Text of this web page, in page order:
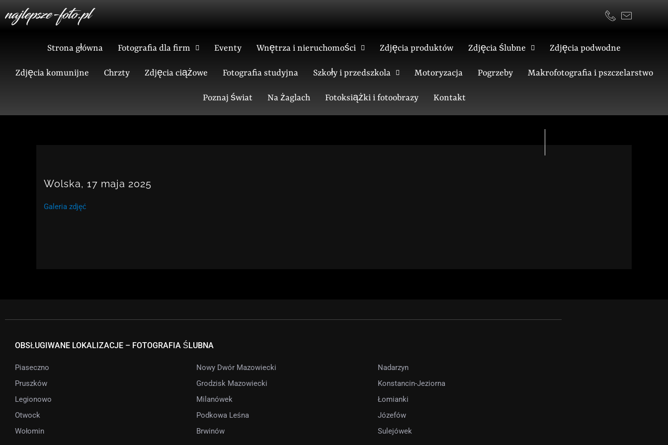
to
Strona główna Fotografia dla firm Eventy Wnętrza i nieruchomości Zdjęcia produktów Zdjęcia ślubne Zdjęcia podwodne
Zdjęcia komunijne Chrzty Zdjęcia ciążowe Fotografia studyjna Szkoły i przedszkola Motoryzacja Pogrzeby Makrofotografia i pszczelarstwo
Poznaj świat Na żaglach Fotoksiążki i fotoobrazy Kontakt
Wolska, 17 maja 2025
Galeria zdjęć
OBSŁUGIWANE LOKALIZACJE – FOTOGRAFIA ŚLUBNA
Piaseczno
Pruszków
Legionowo
Otwock
Wołomin
Nowy Dwór Mazowiecki
Grodzisk Mazowiecki
Milanówek
Podkowa Leśna
Brwinów
Nadarzyn
Konstancin-Jeziorna
Łomianki
Józefów
Sulejówek